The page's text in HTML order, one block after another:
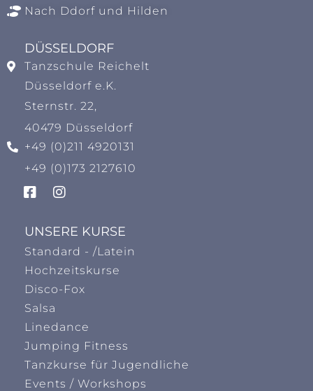
Nach Ddorf und Hilden
DÜSSELDORF
Tanzschule Reichelt
Düsseldorf e.K.
Sternstr. 22,
40479 Düsseldorf
+49 (0)211 4920131
+49 (0)173 2127610
UNSERE KURSE
Standard - /Latein
Hochzeitskurse
Disco-Fox
Salsa
Linedance
Jumping Fitness
Tanzkurse für Jugendliche
Events / Workshops